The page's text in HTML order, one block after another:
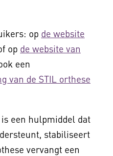
op de website
op de website van
een
van de STIL orthese
een hulpmiddel dat
stabiliseert
vervangt een